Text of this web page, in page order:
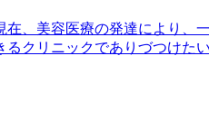
、美容医療の発達により、
クリニックでありづつけた